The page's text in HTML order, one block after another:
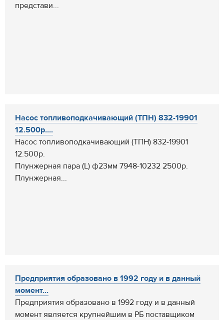
представи...
Насос топливоподкачивающий (ТПН) 832-19901
12.500р....
Насос топливоподкачивающий (ТПН) 832-19901
12.500р.
Плунжерная пара (L) ф23мм 7948-10232 2500р.
Плунжерная...
Предприятия образовано в 1992 году и в данный
момент...
Предприятия образовано в 1992 году и в данный
момент является крупнейшим в РБ поставщиком